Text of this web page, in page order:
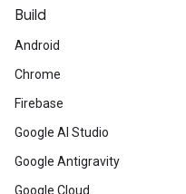
Build
Android
Chrome
Firebase
Google AI Studio
Google Antigravity
Google Cloud